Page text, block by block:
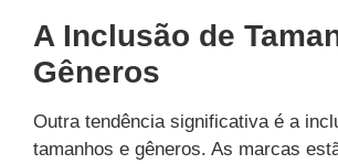
A Inclusão de
Gêneros
Outra tendência significativa é a
tamanhos e gêneros. As marcas